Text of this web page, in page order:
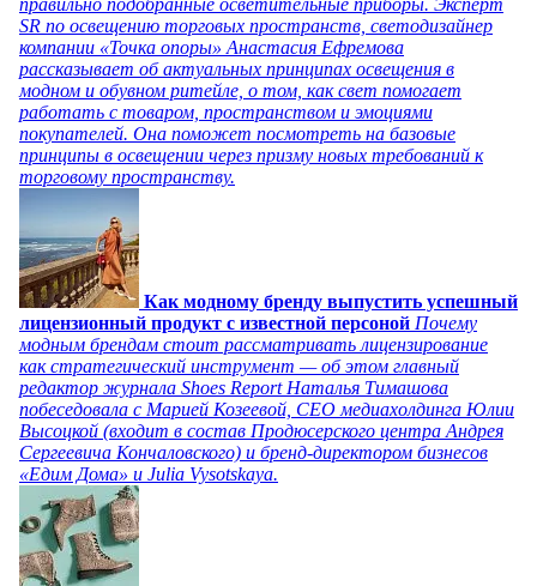
правильно подобранные осветительные приборы. Эксперт
SR по освещению торговых пространств, светодизайнер
компании «Точка опоры» Анастасия Ефремова
рассказывает об актуальных принципах освещения в
модном и обувном ритейле, о том, как свет помогает
работать с товаром, пространством и эмоциями
покупателей. Она поможет посмотреть на базовые
принципы в освещении через призму новых требований к
торговому пространству.
Как модному бренду выпустить успешный
лицензионный продукт с известной персоной Почему
модным брендам стоит рассматривать лицензирование
как стратегический инструмент — об этом главный
редактор журнала Shoes Report Наталья Тимашова
побеседовала с Марией Козеевой, СЕО медиахолдинга Юлии
Высоцкой (входит в состав Продюсерского центра Андрея
Сергеевича Кончаловского) и бренд-директором бизнесов
«Едим Дома» и Julia Vysotskaya.